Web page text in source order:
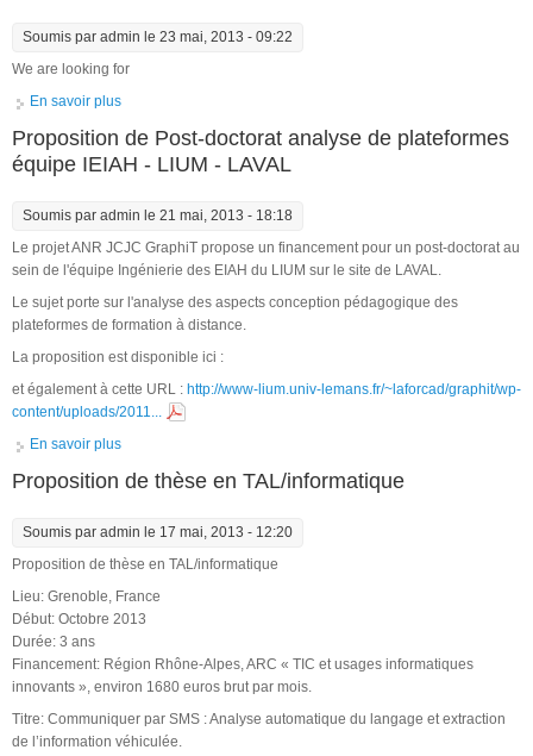
Soumis par admin le 23 mai, 2013 - 09:22
We are looking for
En savoir plus
Proposition de Post-doctorat analyse de plateformes
équipe IEIAH - LIUM - LAVAL
Soumis par admin le 21 mai, 2013 - 18:18
Le projet ANR JCJC GraphiT propose un financement pour un post-doctorat au
sein de l'équipe Ingénierie des EIAH du LIUM sur le site de LAVAL.
Le sujet porte sur l'analyse des aspects conception pédagogique des
plateformes de formation à distance.
La proposition est disponible ici :
et également à cette URL : http://www-lium.univ-lemans.fr/~laforcad/graphit/wp-
content/uploads/2011...
En savoir plus
Proposition de thèse en TAL/informatique
Soumis par admin le 17 mai, 2013 - 12:20
Proposition de thèse en TAL/informatique
Lieu: Grenoble, France
Début: Octobre 2013
Durée: 3 ans
Financement: Région Rhône-Alpes, ARC « TIC et usages informatiques
innovants », environ 1680 euros brut par mois.
Titre: Communiquer par SMS : Analyse automatique du langage et extraction
de l’information véhiculée.